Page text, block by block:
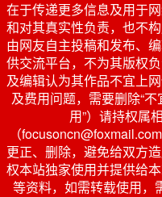
在于传递更多信息及用于
和对其真实性负责，也不
由网友自主投稿和发布、
供交流平台，不为其版权
及编辑认为其作品不宜上
及费用问题，需要删除“
用”）请持权属
（
更正、删除，避免给双方
权本站独家使用并提供给
等资料，如需转载使用，